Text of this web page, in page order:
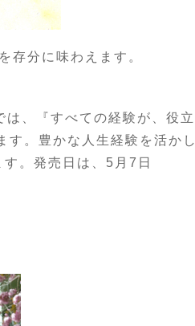
分に味わえます。
は、『すべての経験が、役立
。豊かな人生経験を活かし
。発売日は、5月7日